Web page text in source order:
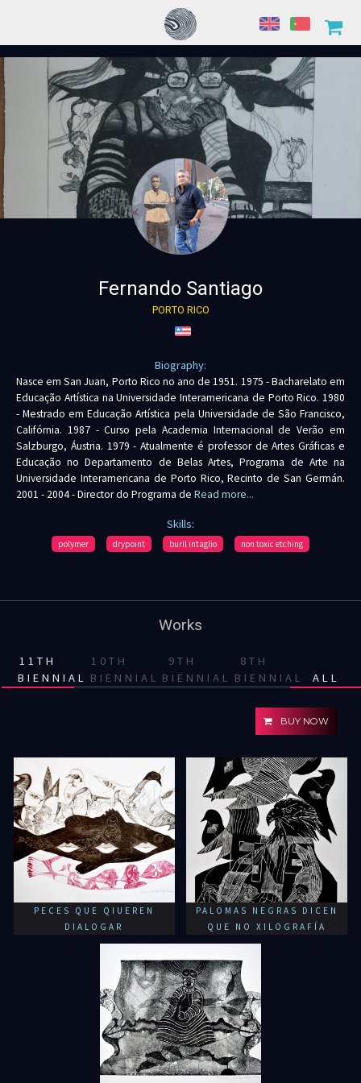
Fernando Santiago
PORTO RICO
Biography:
Nasce em San Juan, Porto Rico no ano de 1951. 1975 - Bacharelato em
Educação Artística na Universidade Interamericana de Porto Rico. 1980
- Mestrado em Educação Artística pela Universidade de São Francisco,
Califórnia. 1987 - Curso pela Academia Internacional de Verão em
Salzburgo, Áustria. 1979 - Atualmente é professor de Artes Gráficas e
Educação no Departamento de Belas Artes, Programa de Arte na
Universidade Interamericana de Porto Rico, Recinto de San Germán.
2001 - 2004 - Director do Programa de Read more...
Skills:
polymer drypoint buril intaglio non toxic etching
Works
11TH
BIENNIAL
10TH
BIENNIAL
9TH
BIENNIAL
8TH
BIENNIAL
ALL
BUY NOW
PECES QUE QIUEREN
DIALOGAR
PALOMAS NEGRAS DICEN
QUE NO XILOGRAFÍA